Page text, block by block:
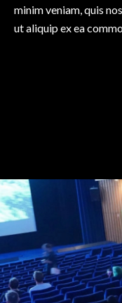
minim veniam, quis
ut aliquip ex ea